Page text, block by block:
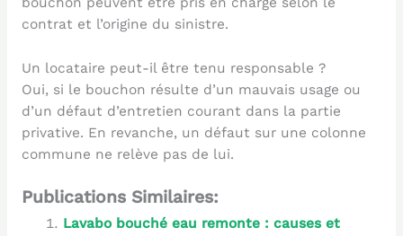
contrat et l’origine du sinistre.
Un locataire peut-il être tenu responsable ?
Oui, si le bouchon résulte d’un mauvais usage ou
d’un défaut d’entretien courant dans la partie
privative. En revanche, un défaut sur une colonne
commune ne relève pas de lui.
Publications Similaires:
Lavabo bouché eau remonte : causes et